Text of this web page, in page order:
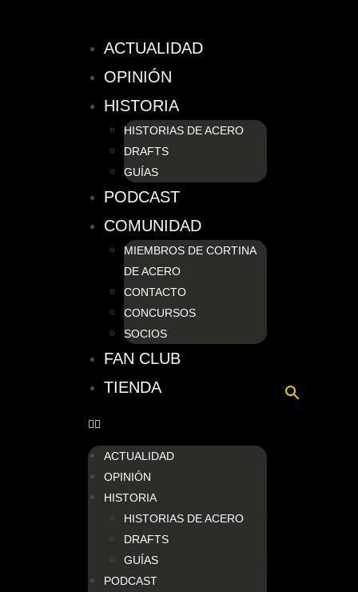
ACTUALIDAD
OPINIÓN
HISTORIA
HISTORIAS DE ACERO
DRAFTS
GUÍAS
PODCAST
COMUNIDAD
MIEMBROS DE CORTINA
DE ACERO
CONTACTO
CONCURSOS
SOCIOS
FAN CLUB
TIENDA
ACTUALIDAD
OPINIÓN
HISTORIA
HISTORIAS DE ACERO
DRAFTS
GUÍAS
PODCAST